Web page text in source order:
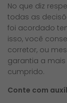
No que diz
todas as
foi acordado
isso, você
corretor, ou
garantia a
cumprido.
Conte com